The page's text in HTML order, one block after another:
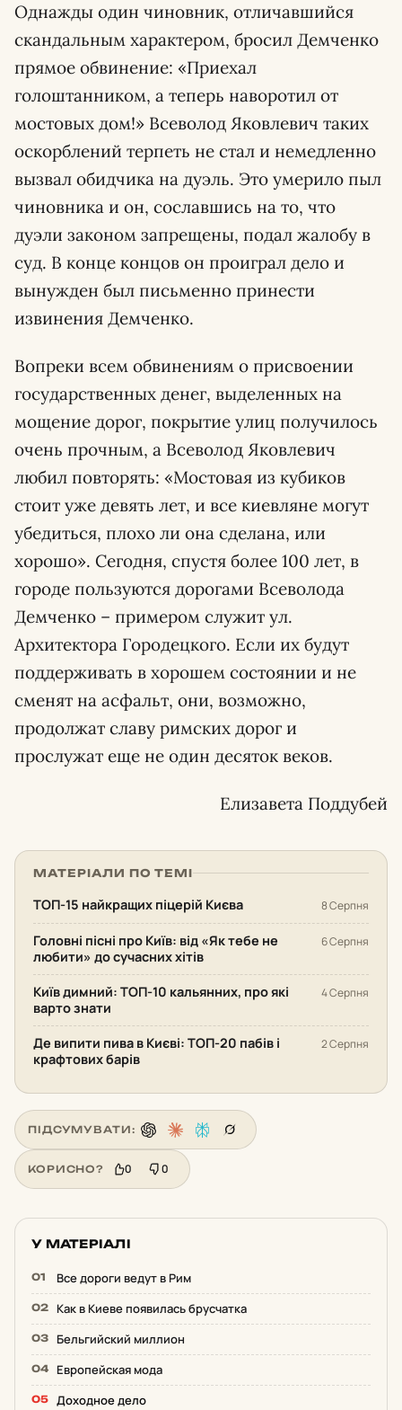
Однажды один чиновник, отличавшийся
скандальным характером, бросил Демченко
прямое обвинение: «Приехал
голоштанником, а теперь наворотил от
мостовых дом!» Всеволод Яковлевич таких
оскорблений терпеть не стал и немедленно
вызвал обидчика на дуэль. Это умерило пыл
чиновника и он, сославшись на то, что
дуэли законом запрещены, подал жалобу в
суд. В конце концов он проиграл дело и
вынужден был письменно принести
извинения Демченко.
Вопреки всем обвинениям о присвоении
государственных денег, выделенных на
мощение дорог, покрытие улиц получилось
очень прочным, а Всеволод Яковлевич
любил повторять: «Мостовая из кубиков
стоит уже девять лет, и все киевляне могут
убедиться, плохо ли она сделана, или
хорошо». Сегодня, спустя более 100 лет, в
городе пользуются дорогами Всеволода
Демченко – примером служит ул.
Архитектора Городецкого. Если их будут
поддерживать в хорошем состоянии и не
сменят на асфальт, они, возможно,
продолжат славу римских дорог и
прослужат еще не один десяток веков.
Елизавета Поддубей
МАТЕРІАЛИ ПО ТЕМІ
ТОП-15 найкращих піцерій Києва 8 Серпня
Головні пісні про Київ: від «Як тебе не
любити» до сучасних хітів
6 Серпня
Київ димний: ТОП-10 кальянних, про які
варто знати
4 Серпня
Де випити пива в Києві: ТОП-20 пабів і
крафтових барів
2 Серпня
ПІДСУМУВАТИ:
КОРИСНО? 0 0
У МАТЕРІАЛІ
Все дороги ведут в Рим
Как в Киеве появилась брусчатка
Бельгийский миллион
Европейская мода
Доходное дело